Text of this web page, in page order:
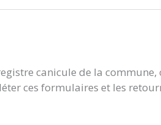
canicule de la
ces formulaires et les